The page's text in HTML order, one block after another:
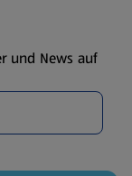
und News auf